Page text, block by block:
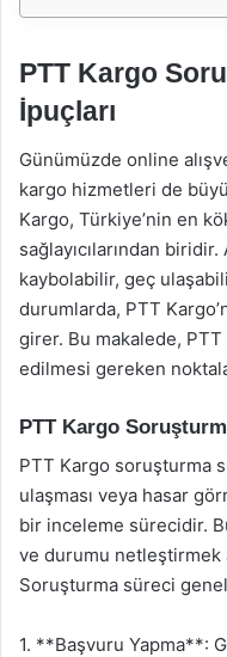
PTT Kargo
İpuçları
Günümüzde online
kargo hizmetleri de
Kargo, Türkiye’nin en
sağlayıcılarından
kaybolabilir, geç
durumlarda, PTT
girer. Bu makalede,
edilmesi gereken
PTT Kargo
PTT Kargo soruşturma
ulaşması veya hasar
bir inceleme sürecidir.
ve durumu netleştirmek
Soruşturma süreci
1. **Başvuru Yapma**: